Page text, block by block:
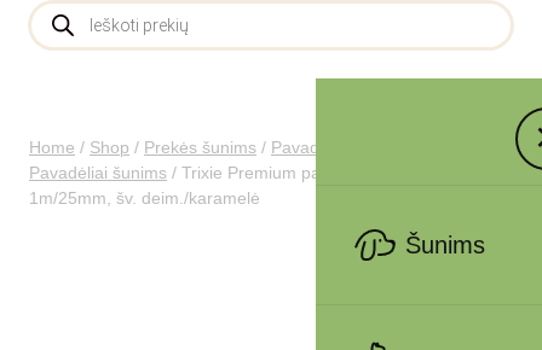
Šunims
Home / Shop / Prekės šunims / Pavadėliai, antkakliai šunims
Pavadėliai šunims / Trixie Premium pavadys, su neoprenu L-XL
1m/25mm, šv. deim./karamelė